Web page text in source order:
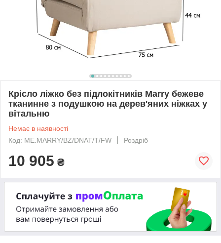
Крісло ліжко без підлокітників Marry бежеве
тканинне з подушкою на дерев'яних ніжках у
вітальню
Немає в наявності
Код: ME.MARRY/BZ/DNAT/T/FW
Роздріб
10 905 ₴